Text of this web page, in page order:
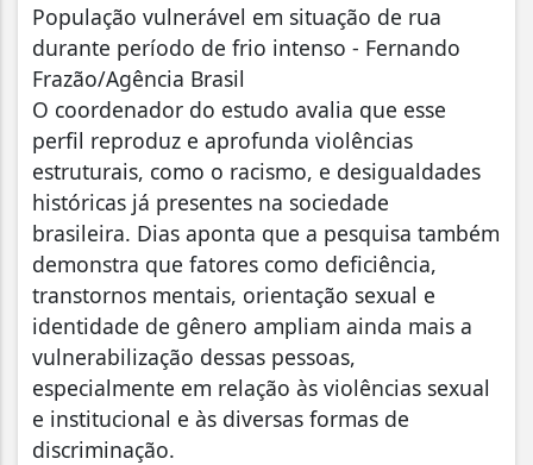
População vulnerável em situação de rua
durante período de frio intenso - Fernando
Frazão/Agência Brasil
O coordenador do estudo avalia que esse
perfil reproduz e aprofunda violências
estruturais, como o racismo, e desigualdades
históricas já presentes na sociedade
brasileira. Dias aponta que a pesquisa também
demonstra que fatores como deficiência,
transtornos mentais, orientação sexual e
identidade de gênero ampliam ainda mais a
vulnerabilização dessas pessoas,
especialmente em relação às violências sexual
e institucional e às diversas formas de
discriminação.